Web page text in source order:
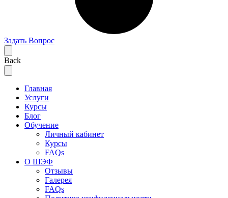
Задать Вопрос
Back
Главная
Услуги
Курсы
Блог
Обучение
Личный кабинет
Курсы
FAQs
О ШЭФ
Отзывы
Галерея
FAQs